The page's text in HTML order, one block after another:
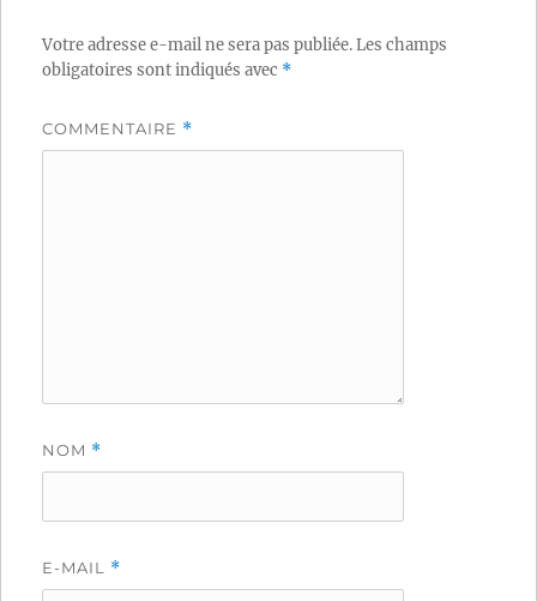
Votre adresse e-mail ne sera pas publiée.Les champs
obligatoires sont indiqués avec *
COMMENTAIRE *
NOM *
E-MAIL *